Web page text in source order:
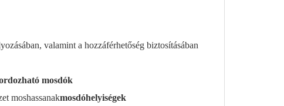
valamint a hozzáférhetőség biztosításában
mosdók
moshassanakmosdóhelyiségek